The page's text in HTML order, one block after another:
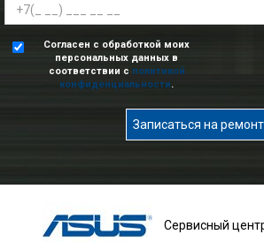
Согласен с обработкой моих
персональных данных в
соответствии с политикой
конфиденциальности.
Записаться на ремонт
Сервисный